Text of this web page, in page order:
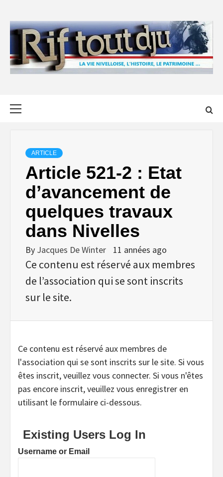
content
ARTICLE
Article 521-2 : Etat
d’avancement de
quelques travaux
dans Nivelles
By Jacques De Winter 11 années ago
Ce contenu est réservé aux membres
de l’association qui se sont inscrits
sur le site.
Ce contenu est réservé aux membres de
l'association qui se sont inscrits sur le site. Si vous
êtes inscrit, veuillez vous connecter. Si vous n'êtes
pas encore inscrit, veuillez vous enregistrer en
utilisant le formulaire ci-dessous.
Existing Users Log In
Username or Email